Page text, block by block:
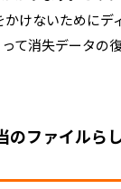
けないためにデ
て消失データの
のファイルら